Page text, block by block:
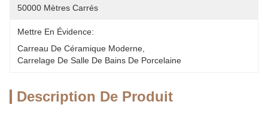
50000 Mètres Carrés
Mettre En Évidence:
Carreau De Céramique Moderne
Carrelage De Salle De Bains De Porcelaine
Description De Produit